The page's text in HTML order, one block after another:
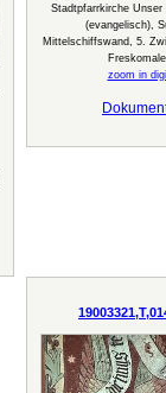
Stadtpfarrkirche Unser
(evangelisch),
Mittelschiffswand, 5.
zoom in